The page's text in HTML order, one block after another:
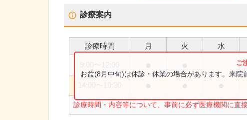
診療案内
診療時間 月 火 水
診療時間・内容等について、事前に必ず医療機関に直
お盆(8月中旬)は休診・休業の場合があります。来院